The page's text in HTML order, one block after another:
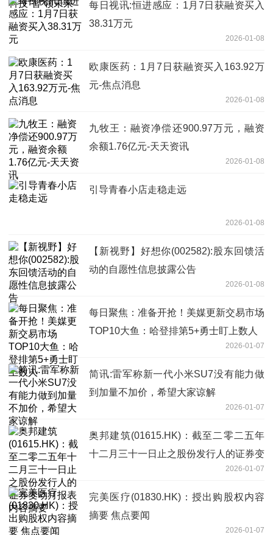
每日视讯:恒进感应：1月7日获融资买入
38.31万元
2026-01-08
欧康医药：1月7日获融资买入163.92万
元-焦点消息
2026-01-08
九牧王：融资净偿还900.97万元，融资
余额1.76亿元-天天资讯
2026-01-08
引导青春小店走稳走远
2026-01-08
【新视野】好想你(002582):股东回馈活
动的自愿性信息披露公告
2026-01-08
每日聚焦：准备开抢！美媒更新交易市场
TOP10大鱼：哈登排第5+勇士盯上数人
2026-01-07
简讯:雷军称新一代小米SU7没有能力做
到加量不加价，希望大家谅解
2026-01-07
奥邦建筑(01615.HK)：截至二零二五年
十二月三十一日止之股份发行人的证券变
2026-01-07
完美医疗(01830.HK)：授出购股权内容
摘要 焦点要闻
2026-01-07